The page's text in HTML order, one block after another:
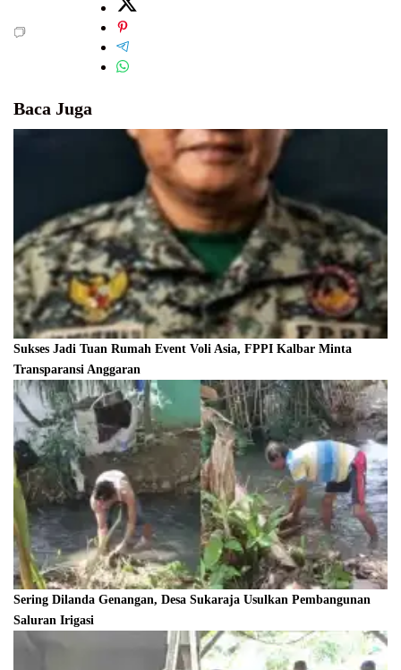
Baca Juga
Sukses Jadi Tuan Rumah Event Voli Asia, FPPI Kalbar Minta
Transparansi Anggaran
Sering Dilanda Genangan, Desa Sukaraja Usulkan Pembangunan
Saluran Irigasi